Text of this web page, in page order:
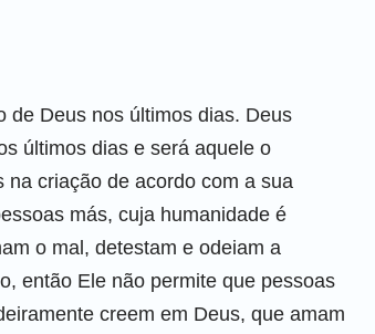
de Deus nos últimos dias. Deus
últimos dias e será aquele o
criação de acordo com a sua
más, cuja humanidade é
o mal, detestam e odeiam a
então Ele não permite que pessoas
creem em Deus, que amam